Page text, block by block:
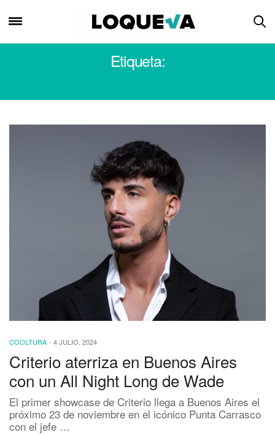
Etiqueta:
COOLTURA - 4 JULIO, 2024
Criterio aterriza en Buenos Aires
con un All Night Long de Wade
El primer showcase de Criterio llega a Buenos Aires el
próximo 23 de noviembre en el icónico Punta Carrasco
con el jefe …